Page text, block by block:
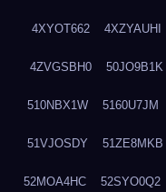
4XYOT662 4XZYAUHI
4ZVGSBH0 50JO9B1K
510NBX1W 5160U7JM
51VJOSDY 51ZE8MKB
52MOA4HC 52SYO0Q2